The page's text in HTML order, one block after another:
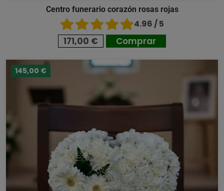
Centro funerario corazón rosas rojas
4.96 / 5
171,00 € Comprar
145,00 €